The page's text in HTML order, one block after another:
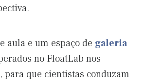
aula e um espaço de galeria
no FloatLab nos
para que cientistas conduzam